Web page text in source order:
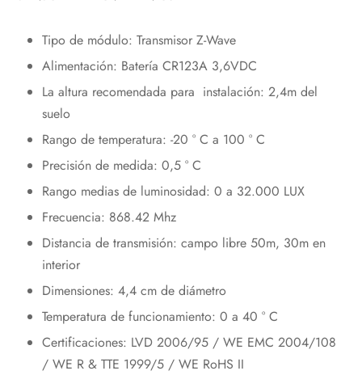
Tipo de módulo: Transmisor Z-Wave
Alimentación: Batería CR123A 3,6VDC
La altura recomendada para instalación: 2,4m del
suelo
Rango de temperatura: -20 ° C a 100 ° C
Precisión de medida: 0,5 ° C
Rango medias de luminosidad: 0 a 32.000 LUX
Frecuencia: 868.42 Mhz
Distancia de transmisión: campo libre 50m, 30m en
interior
Dimensiones: 4,4 cm de diámetro
Temperatura de funcionamiento: 0 a 40 ° C
Certificaciones: LVD 2006/95 / WE EMC 2004/108
/ WE R & TTE 1999/5 / WE RoHS II